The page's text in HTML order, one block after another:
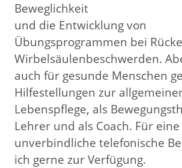
Beweglichkeit
und die Entwicklung von
Übungsprogrammen bei
Wirbelsäulenbeschwerden.
auch für gesunde Menschen
Hilfestellungen zur
Lebenspflege, als
Lehrer und als Coach. Für eine
unverbindliche telefonische
ich gerne zur Verfügung.